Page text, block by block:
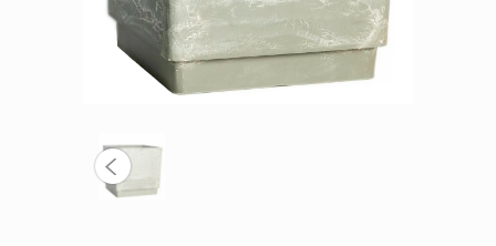
ПРЕДМЕТЫ ИНТЕРЬЕРА
ВАЗЫ